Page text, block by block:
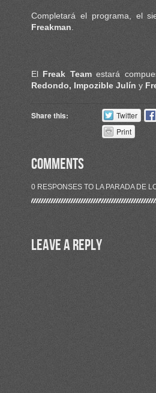
Completará el programa, el
Freakman
El Freak Teamestará
Redondo, Impozible Julín y
Share this: Twitter
Print
COMMENTS
0 RESPONSES TO LA PARADA DE
Leave a Reply